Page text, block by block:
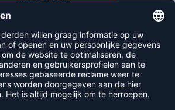
FOLLOW US